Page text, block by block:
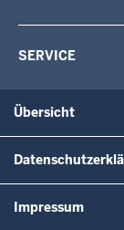
SERVICE
Übersicht
Impressum